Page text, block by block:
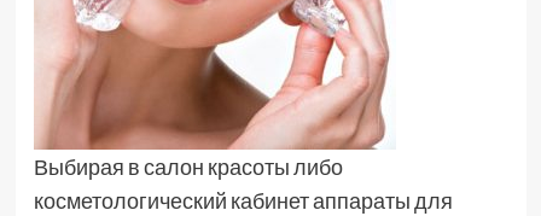
Выбирая в салон красоты либо
косметологический кабинет аппараты для